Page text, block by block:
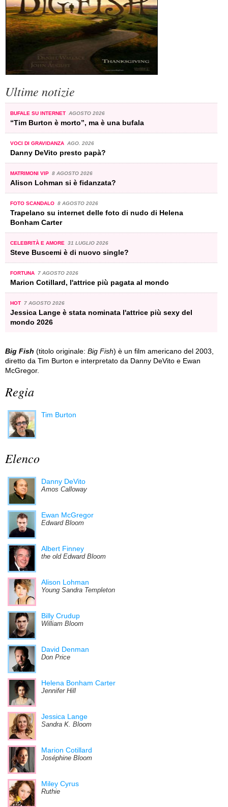
Ultime notizie
BUFALE SU INTERNET AGOSTO 2026
“Tim Burton è morto”, ma è una bufala
VOCI DI GRAVIDANZA AGO. 2026
Danny DeVito presto papà?
MATRIMONI VIP 8 AGOSTO 2026
Alison Lohman si è fidanzata?
FOTO SCANDALO 8 AGOSTO 2026
Trapelano su internet delle foto di nudo di Helena
Bonham Carter
CELEBRITÀ E AMORE 31 LUGLIO 2026
Steve Buscemi è di nuovo single?
FORTUNA 7 AGOSTO 2026
Marion Cotillard, l'attrice più pagata al mondo
HOT 7 AGOSTO 2026
Jessica Lange è stata nominata l'attrice più sexy del
mondo 2026
Big Fish (titolo originale: Big Fish) è un film americano del 2003,
diretto da Tim Burton e interpretato da Danny DeVito e Ewan
McGregor.
Regia
Tim Burton
Elenco
Danny DeVito
Amos Calloway
Ewan McGregor
Edward Bloom
Albert Finney
the old Edward Bloom
Alison Lohman
Young Sandra Templeton
Billy Crudup
William Bloom
David Denman
Don Price
Helena Bonham Carter
Jennifer Hill
Jessica Lange
Sandra K. Bloom
Marion Cotillard
Joséphine Bloom
Miley Cyrus
Ruthie